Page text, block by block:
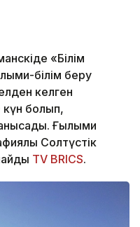
«Білім
білім беру
келген
күн болып,
Ғылыми
Солтүстік
TV BRICS.